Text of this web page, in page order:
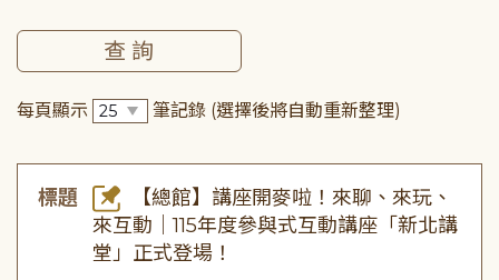
每頁顯示 筆記錄 (選擇後將自動重新整理)
標題
【總館】講座開麥啦！來聊、來玩、
來互動｜115年度參與式互動講座「新北講
堂」正式登場！